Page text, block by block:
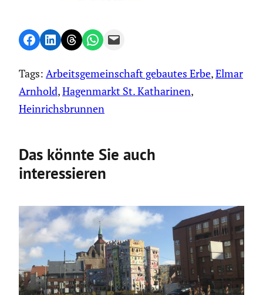
Share on Facebook
Share on LinkedIn
Share on Threads
Share on WhatsApp
Email this Page
Tags: Arbeitsgemeinschaft gebautes Erbe, Elmar
Arnhold, Hagenmarkt St. Katharinen
Heinrichsbrunnen
Das könnte Sie auch
interessieren